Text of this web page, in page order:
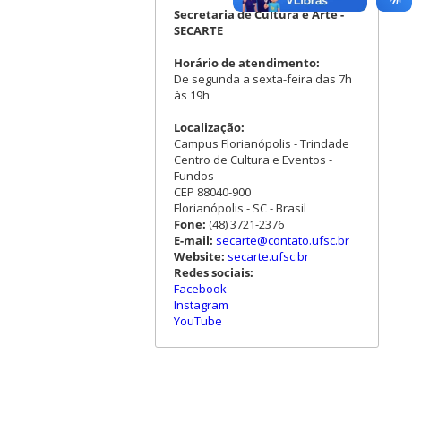
Secretaria de Cultura e Arte -
SECARTE
Horário de atendimento:
De segunda a sexta-feira das 7h
às 19h
Localização:
Campus Florianópolis - Trindade
Centro de Cultura e Eventos -
Fundos
CEP 88040-900
Florianópolis - SC - Brasil
Fone: (48) 3721-2376
E-mail: secarte@contato.ufsc.br
Website: secarte.ufsc.br
Redes sociais:
Facebook
Instagram
YouTube